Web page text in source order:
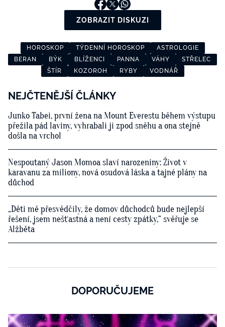
ZOBRAZIT DISKUZI
HOROSKOP TÝDENNÍ HOROSKOP
ASTROLOGIE
BERAN
BÝK BLÍŽENCI PANNA VÁHY
STŘELEC
ŠTÍR
KOZOROH RYBY VODNÁŘ
NEJČTENĚJŠÍ ČLÁNKY
Junko Tabei, první žena na Mount Everestu během výstupu
přežila pád laviny, vyhrabali ji zpod sněhu a ona stejně
došla na vrchol
Nespoutaný Jason Momoa slaví narozeniny: Život v
karavanu za miliony, nová osudová láska a tajné plány na
důchod
„Děti mě přesvědčily, že domov důchodců bude nejlepší
řešení, jsem nešťastná a není cesty zpátky,“ svěřuje se
Alžběta
DOPORUČUJEME